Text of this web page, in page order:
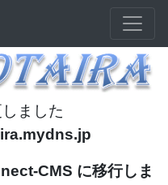
ました
CMS に移行しま